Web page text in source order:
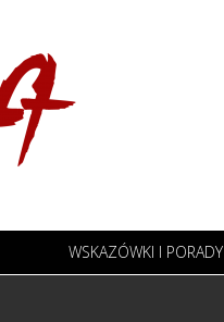
WSKAZÓWKI I PORADY